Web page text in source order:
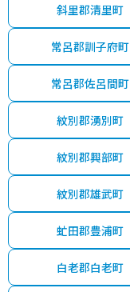
斜里郡清里町
常呂郡訓子府町
常呂郡佐呂間町
紋別郡湧別町
紋別郡興部町
紋別郡雄武町
虻田郡豊浦町
白老郡白老町